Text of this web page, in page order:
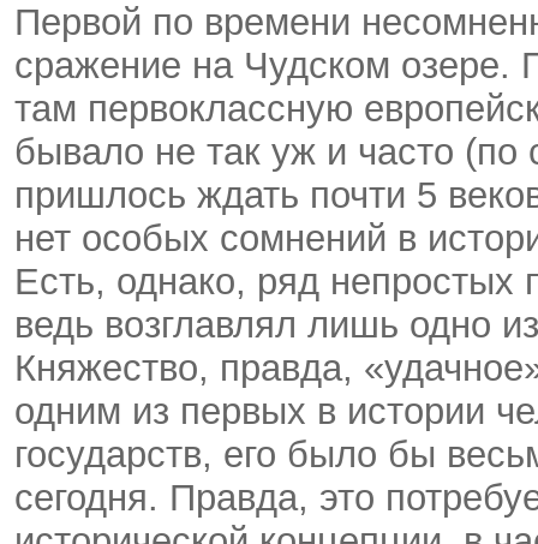
Первой по времени
сражение на Чудском озере.
там первоклассную
бывало не так уж и часто
пришлось ждать почти 5
нет особых сомнений в
Есть, однако, ряд непростых
ведь возглавлял лишь одно
Княжество, правда,
одним из первых в истории
государств, его было бы
сегодня. Правда, это